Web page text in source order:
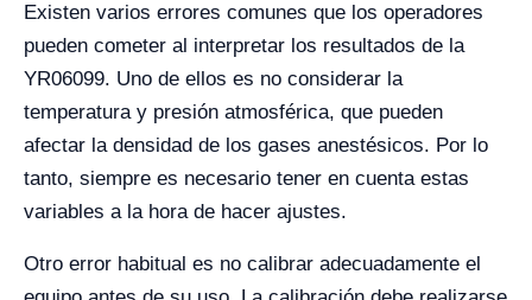
Existen varios errores comunes que los operadores
pueden cometer al interpretar los resultados de la
YR06099. Uno de ellos es no considerar la
temperatura y presión atmosférica, que pueden
afectar la densidad de los gases anestésicos. Por lo
tanto, siempre es necesario tener en cuenta estas
variables a la hora de hacer ajustes.
Otro error habitual es no calibrar adecuadamente el